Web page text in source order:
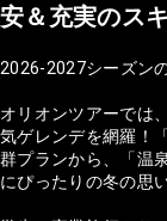
安＆充実のス
2026-2027シーズン
オリオンツアーでは
気ゲレンデを網羅！
群プランから、「温
にぴったりの冬の思